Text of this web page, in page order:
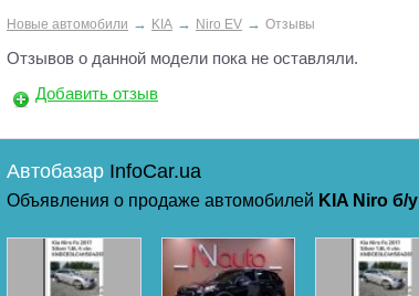
Новые автомобили → KIA → Niro EV → Отзывы
Отзывов о данной модели пока не оставляли.
Добавить отзыв
Автобазар InfoCar.ua
Объявления о продаже автомобилей KIA Niro б/у